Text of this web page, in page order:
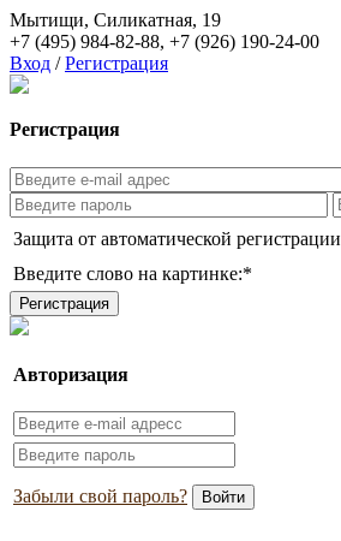
Мытищи, Силикатная, 19
+7 (495) 984-82-88, +7 (926) 190-24-00
Вход / Регистрация
Регистрация
Защита от автоматической регистрации
Введите слово на картинке:*
Авторизация
Забыли свой пароль?